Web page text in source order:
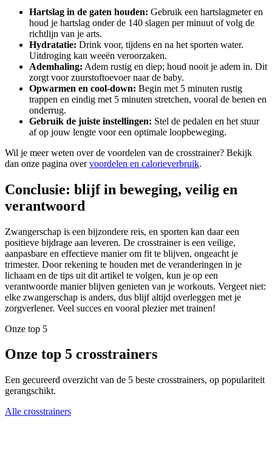
Hartslag in de gaten houden: Gebruik een hartslagmeter en
houd je hartslag onder de 140 slagen per minuut of volg de
richtlijn van je arts.
Hydratatie: Drink voor, tijdens en na het sporten water.
Uitdroging kan weeën veroorzaken.
Ademhaling: Adem rustig en diep; houd nooit je adem in. Dit
zorgt voor zuurstoftoevoer naar de baby.
Opwarmen en cool-down: Begin met 5 minuten rustig
trappen en eindig met 5 minuten stretchen, vooral de benen en
onderrug.
Gebruik de juiste instellingen: Stel de pedalen en het stuur
af op jouw lengte voor een optimale loopbeweging.
Wil je meer weten over de voordelen van de crosstrainer? Bekijk
dan onze pagina overvoordelen en calorieverbruik.
Conclusie: blijf in beweging, veilig en
verantwoord
Zwangerschap is een bijzondere reis, en sporten kan daar een
positieve bijdrage aan leveren. De crosstrainer is een veilige,
aanpasbare en effectieve manier om fit te blijven, ongeacht je
trimester. Door rekening te houden met de veranderingen in je
lichaam en de tips uit dit artikel te volgen, kun je op een
verantwoorde manier blijven genieten van je workouts. Vergeet niet:
elke zwangerschap is anders, dus blijf altijd overleggen met je
zorgverlener. Veel succes en vooral plezier met trainen!
Onze top 5
Onze top 5 crosstrainers
Een gecureerd overzicht van de 5 beste crosstrainers, op populariteit
gerangschikt.
Alle crosstrainers